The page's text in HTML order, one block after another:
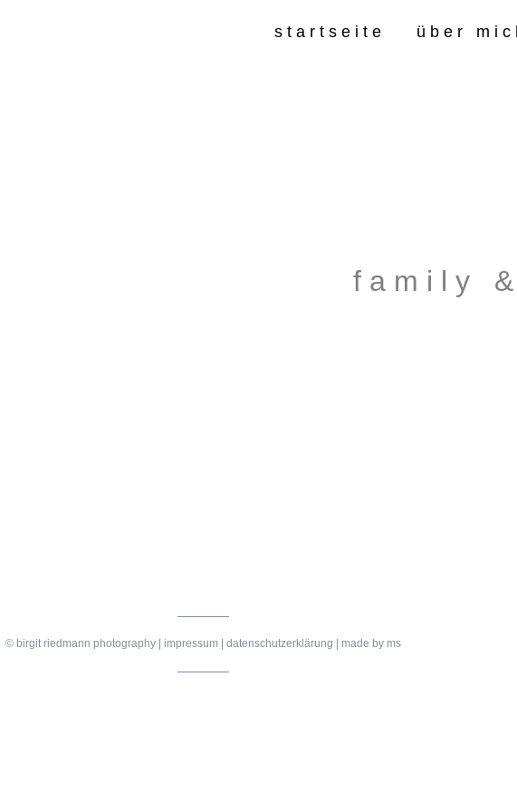
startseite über
f a m i l y
© birgit riedmann photography | impressum| datenschutzerklärung | made by ms